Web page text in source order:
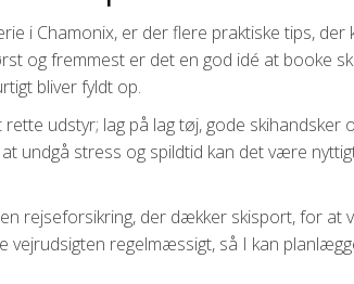
i Chamonix, er der flere praktiske tips,
og fremmest er det en god idé at booke
bliver fyldt op.
udstyr; lag på lag tøj, gode
undgå stress og spildtid kan det være
rejseforsikring, der dækker skisport, for at
vejrudsigten regelmæssigt, så I kan